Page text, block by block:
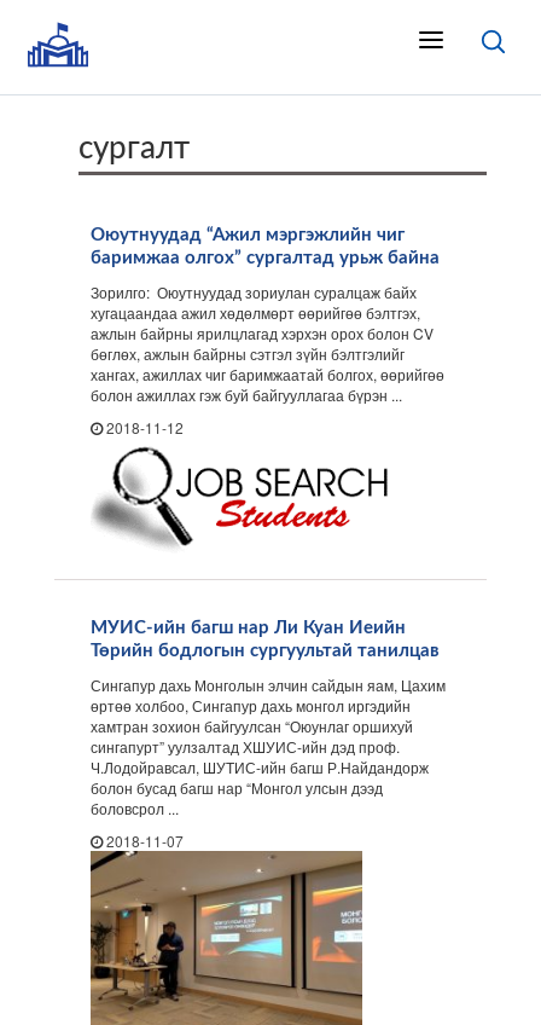
сургалт
Оюутнуудад “Ажил мэргэжлийн чиг
баримжаа олгох” сургалтад урьж байна
Зорилго: Оюутнуудад зориулан суралцаж байх
хугацаандаа ажил хөдөлмөрт өөрийгөө бэлтгэх,
ажлын байрны ярилцлагад хэрхэн орох болон CV
бөглөх, ажлын байрны сэтгэл зүйн бэлтгэлийг
хангах, ажиллах чиг баримжаатай болгох, өөрийгөө
болон ажиллах гэж буй байгууллагаа бүрэн ...
2018-11-12
МУИС-ийн багш нар Ли Куан Иеийн
Төрийн бодлогын сургуультай танилцав
Сингапур дахь Монголын элчин сайдын яам, Цахим
өртөө холбоо, Сингапур дахь монгол иргэдийн
хамтран зохион байгуулсан “Оюунлаг оршихуй
сингапурт” уулзалтад ХШУИС-ийн дэд проф.
Ч.Лодойравсал, ШУТИС-ийн багш Р.Найдандорж
болон бусад багш нар “Монгол улсын дээд
боловсрол ...
2018-11-07